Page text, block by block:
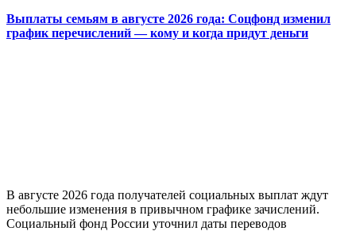
Выплаты семьям в августе 2026 года: Соцфонд изменил
график перечислений — кому и когда придут деньги
В августе 2026 года получателей социальных выплат ждут
небольшие изменения в привычном графике зачислений.
Социальный фонд России уточнил даты переводов